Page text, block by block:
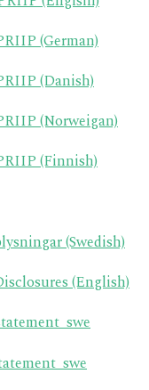
(German)
(Danish)
(Norweigan)
(Finnish)
(Swedish)
(English)